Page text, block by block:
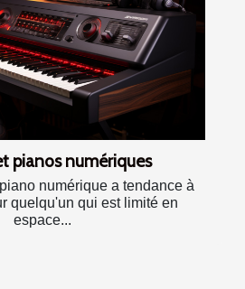
pianos numériques
numérique a tendance à
quelqu'un qui est limité en
espace...